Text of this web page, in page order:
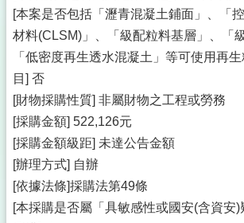
[本案是否包括「瀝青混凝土鋪面」、「
材料(CLSM)」、「級配粒料基層」、「
「低密度再生透水混凝土」等可使用再
目] 否
[財物採購性質] 非屬財物之工程或勞務
[採購金額] 522,126元
[採購金額級距] 未達公告金額
[辦理方式] 自辦
[依據法條]採購法第49條
[本採購是否屬「具敏感性或國安(含資安)